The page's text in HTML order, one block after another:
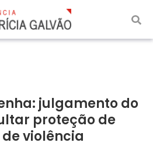
julgamento do
proteção de
violência